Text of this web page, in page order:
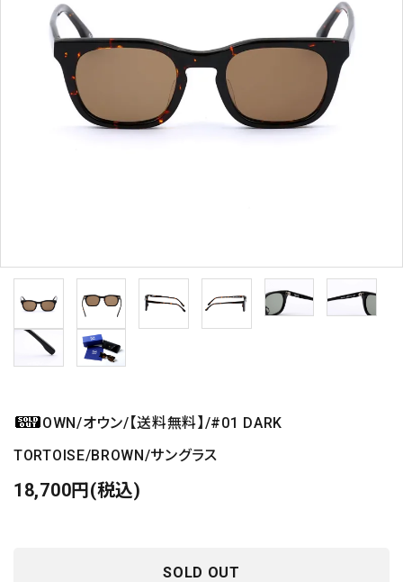
OWN/オウン/【送料無料】/#01 DARK
TORTOISE/BROWN/サングラス
18,700円(税込)
SOLD OUT